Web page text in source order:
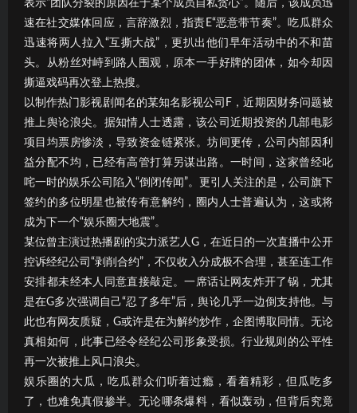
表示“团队分裂的原因在于某个成员自私贪心”。随后，该成员迅
速在社交媒体回应，言辞激烈，指责E“恶意带节奏”。吃瓜群众
迅速将两人拉入“互撕大战”，更扒出他们早年活动中的不和苗
头。从粉丝对峙到路人围观，原本一手好牌的团体，如今却因
撕逼戏码再次登上热搜。
以制作热门影视剧闻名的某知名影视公司F，近期因财务问题被
推上舆论浪尖。据知情人士透露，该公司近期投资的几部电影
项目均票房惨淡，导致资金链紧张。坊间更传，公司内部因利
益分配不均，已经有高管打算另谋出路。一时间，这家曾经叱
咤一时的娱乐公司陷入“倒闭传闻”。更引人关注的是，公司旗下
签约的多位明星也被传有意解约，圈内人士普遍认为，这或将
成为下一个“娱乐圈大地震”。
某位曾主演过热播剧的实力派艺人G，在近日的一次直播中公开
控诉经纪公司“剥削合约”，不仅收入分成极不合理，甚至连工作
安排都未经本人同意直接敲定。一席话让网友炸开了锅，尤其
是在G多次强调自己“忍了多年”后，舆论几乎一边倒支持他。与
此也有网友质疑，G或许是在为解约炒作，企图博取同情。无论
真相如何，此事已经令经纪公司形象受损。行业规则的公平性
再一次被推上风口浪尖。
娱乐圈的大瓜，吃瓜群众们听着过瘾，看着精彩，但瓜吃多
了，也难免真假掺半。无论哪条爆料，看似轰动，但背后究竟